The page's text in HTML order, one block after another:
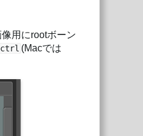
用にrootボーン
ctrl (Macでは